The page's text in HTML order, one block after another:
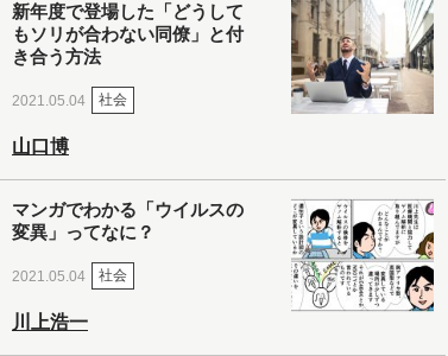
新年度で登場した「どうして
もソリが合わない同僚」と付
き合う方法
2021.05.04 社会
山口博
マンガでわかる「ウイルスの
変異」ってなに？
2021.05.04 社会
川上浩一